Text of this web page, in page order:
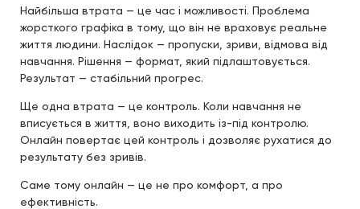
Найбільша втрата — це час і можливості. Проблема
жорсткого графіка в тому, що він не враховує реальне
життя людини. Наслідок — пропуски, зриви, відмова від
навчання. Рішення — формат, який підлаштовується.
Результат — стабільний прогрес.
Ще одна втрата — це контроль. Коли навчання не
вписується в життя, воно виходить із-під контролю.
Онлайн повертає цей контроль і дозволяє рухатися до
результату без зривів.
Саме тому онлайн — це не про комфорт, а про
ефективність.